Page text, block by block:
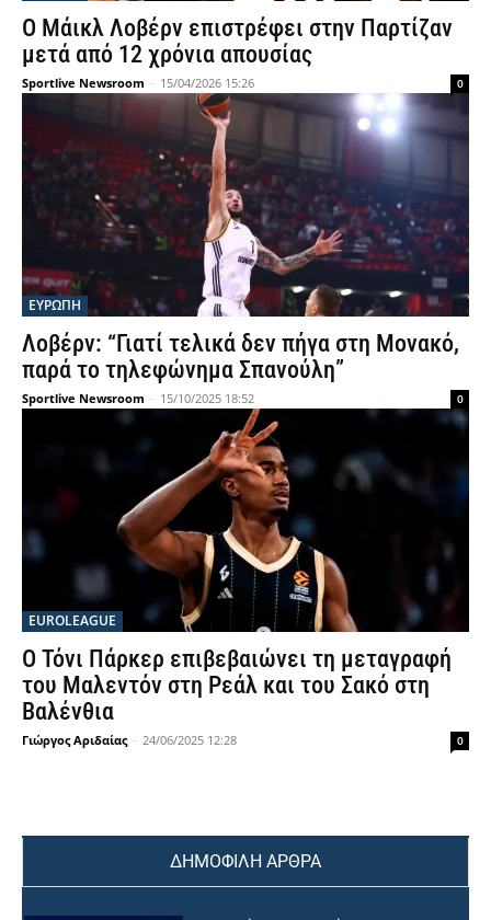
Ο Μάικλ Λοβέρν επιστρέφει στην Παρτίζαν
μετά από 12 χρόνια απουσίας
Sportlive Newsroom - 15/04/2026 15:26 0
ΕΥΡΩΠΗ
Λοβέρν: “Γιατί τελικά δεν πήγα στη Μονακό,
παρά το τηλεφώνημα Σπανούλη”
Sportlive Newsroom - 15/10/2025 18:52 0
EUROLEAGUE
Ο Τόνι Πάρκερ επιβεβαιώνει τη μεταγραφή
του Μαλεντόν στη Ρεάλ και του Σακό στη
Βαλένθια
Γιώργος Αριδαίας - 24/06/2025 12:28 0
ΔΗΜΟΦΙΛΗ ΑΡΘΡΑ